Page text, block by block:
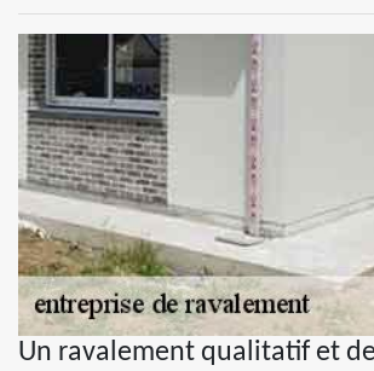
Un ravalement qualitatif et